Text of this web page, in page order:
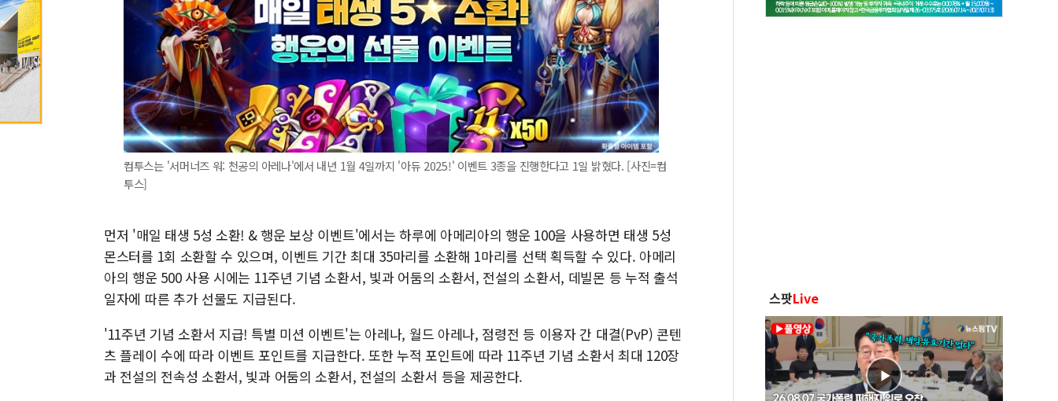
컴투스는 '서머너즈 워: 천공의 아레나'에서 내년 1월 4일까지 '아듀 2025!' 이벤트 3종을 진행한다고 1일 밝혔다. [사진=컴
투스]
먼저 '매일 태생 5성 소환! & 행운 보상 이벤트'에서는 하루에 아메리아의 행운 100을 사용하면 태생 5성
몬스터를 1회 소환할 수 있으며, 이벤트 기간 최대 35마리를 소환해 1마리를 선택 획득할 수 있다. 아메리
아의 행운 500 사용 시에는 11주년 기념 소환서, 빛과 어둠의 소환서, 전설의 소환서, 데빌몬 등 누적 출석
일자에 따른 추가 선물도 지급된다.
'11주년 기념 소환서 지급! 특별 미션 이벤트'는 아레나, 월드 아레나, 점령전 등 이용자 간 대결(PvP) 콘텐
츠 플레이 수에 따라 이벤트 포인트를 지급한다. 또한 누적 포인트에 따라 11주년 기념 소환서 최대 120장
과 전설의 전속성 소환서, 빛과 어둠의 소환서, 전설의 소환서 등을 제공한다.
스팟Live